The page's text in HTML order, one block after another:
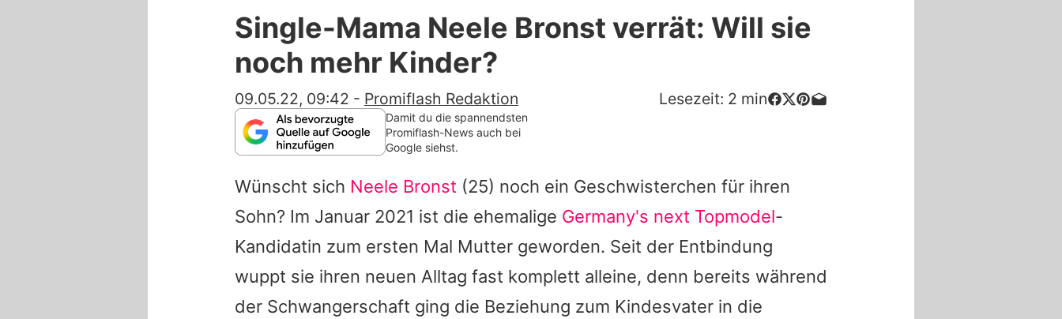
Nutzungsbedingungen
Utiq verwalten
Single-Mama Neele Bronst verrät: Will sie
noch mehr Kinder?
09.05.22, 09:42 - Promiflash Redaktion Lesezeit: 2 min
Damit du die spannendsten
Promiflash-News auch bei
Google siehst.
Wünscht sich Neele Bronst (25) noch ein Geschwisterchen für ihren
Sohn? Im Januar 2021 ist die ehemalige Germany's next Topmodel-
Kandidatin zum ersten Mal Mutter geworden. Seit der Entbindung
wuppt sie ihren neuen Alltag fast komplett alleine, denn bereits während
der Schwangerschaft ging die Beziehung zum Kindesvater in die